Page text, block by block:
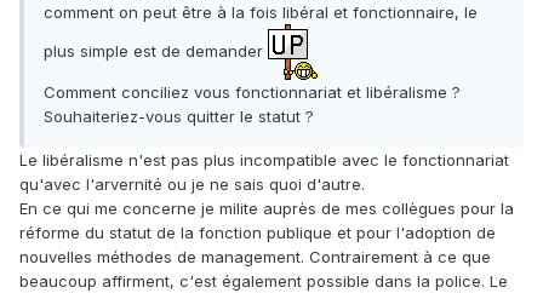
comment on peut être à la fois libéral et fonctionnaire, le
plus simple est de demander
Comment conciliez vous fonctionnariat et libéralisme ?
Souhaiteriez-vous quitter le statut ?
Le libéralisme n'est pas plus incompatible avec le fonctionnariat
qu'avec l'arvernité ou je ne sais quoi d'autre.
En ce qui me concerne je milite auprès de mes collègues pour la
réforme du statut de la fonction publique et pour l'adoption de
nouvelles méthodes de management. Contrairement à ce que
beaucoup affirment, c'est également possible dans la police. Le